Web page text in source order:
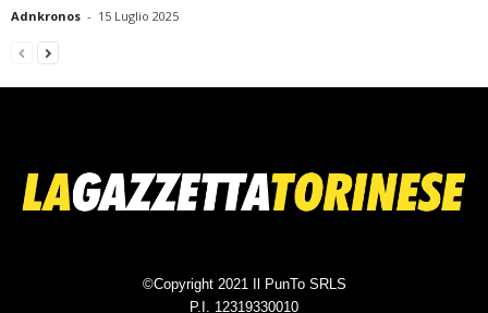
Adnkronos - 15 Luglio 2025
©Copyright 2021 Il PunTo SRLS
P.I. 12319330010